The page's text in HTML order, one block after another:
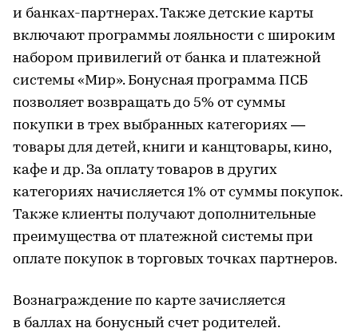
и банках-партнерах. Также детские карты
включают программы лояльности с широким
набором привилегий от банка и платежной
системы «Мир». Бонусная программа ПСБ
позволяет возвращать до 5% от суммы
покупки в трех выбранных категориях —
товары для детей, книги и канцтовары, кино,
кафе и др. За оплату товаров в других
категориях начисляется 1% от суммы покупок.
Также клиенты получают дополнительные
преимущества от платежной системы при
оплате покупок в торговых точках партнеров.
Вознаграждение по карте зачисляется
в баллах на бонусный счет родителей.